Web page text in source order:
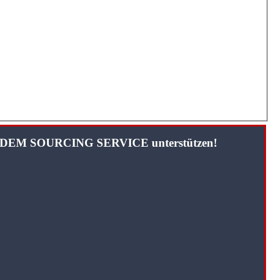
SOURCING SERVICE unterstützen!